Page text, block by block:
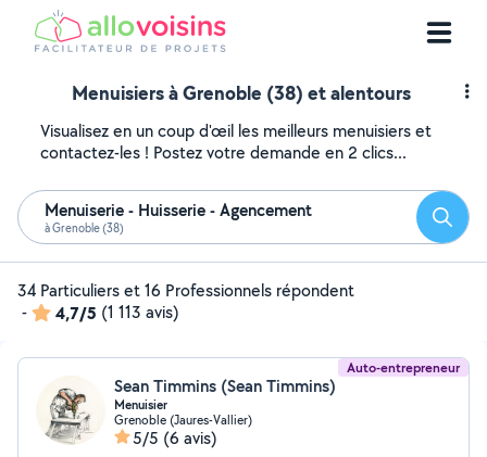
Menuisiers à Grenoble (38) et alentours
Visualisez en un coup d'œil les meilleurs menuisiers et
contactez-les ! Postez votre demande en 2 clics...
Menuiserie - Huisserie - Agencement
à Grenoble (38)
34 Particuliers et 16 Professionnels répondent
-
4,7/5 (1 113 avis)
Auto-entrepreneur
Sean Timmins (Sean Timmins)
Menuisier
Grenoble (Jaures-Vallier)
5/5 (6 avis)